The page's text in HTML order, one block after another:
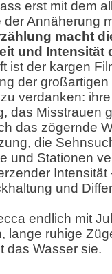
erst mit dem
der Annäherung
macht
und Intensität
ist der kargen
der
verdanken:
das Misstrauen
das zögernde
die
und Stationen
Intensität
und
endlich mit
lange ruhige
das Wasser sie.